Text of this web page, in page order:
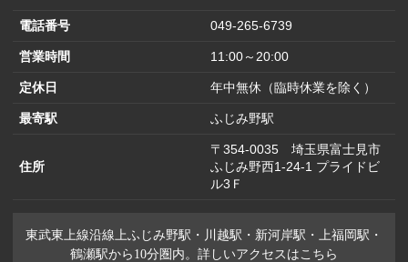
電話番号 049-265-6739
営業時間 11:00～20:00
定休日 年中無休（臨時休業を除く）
最寄駅 ふじみ野駅
住所
〒354-0035 埼玉県富士見市
ふじみ野西1-24-1 プライドビ
ル3Ｆ
東武東上線沿線上ふじみ野駅・川越駅・新河岸駅・上福岡駅・
鶴瀬駅から10分圏内。詳しいアクセスはこちら